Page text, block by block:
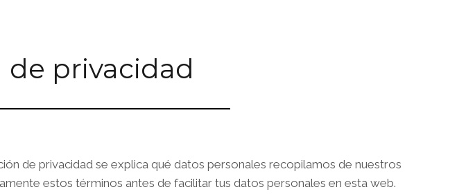
de privacidad
de privacidad se explica qué datos personales recopilamos de nuestros
estos términos antes de facilitar tus datos personales en esta web.